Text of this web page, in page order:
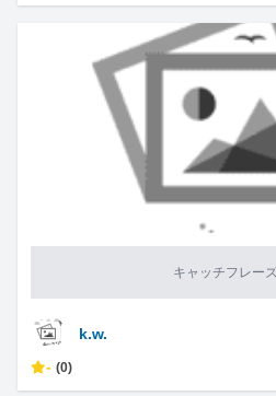
キャッチフレー
k.w.
- (0)